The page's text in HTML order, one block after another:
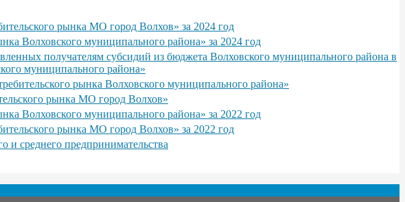
рынка МО город Волхов» за 2024 год
Волховского муниципального района» за 2024 год
получателям субсидий из бюджета Волховского муниципального района в
муниципального района»
рынка Волховского муниципального района»
рынка МО город Волхов»
Волховского муниципального района» за 2022 год
рынка МО город Волхов» за 2022 год
среднего предпринимательства